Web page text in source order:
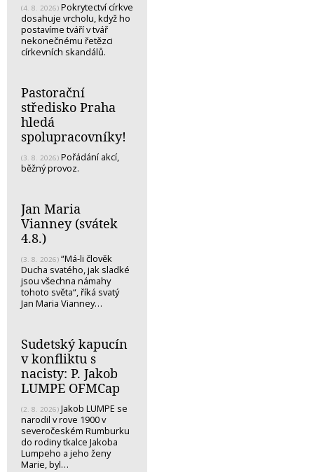
(4. 8. 2026) Pokrytectví církve
dosahuje vrcholu, když ho
postavíme tváří v tvář
nekonečnému řetězci
církevních skandálů.
Pastorační
středisko Praha
hledá
spolupracovníky!
(3. 8. 2026) Pořádání akcí,
běžný provoz.
Jan Maria
Vianney (svátek
4.8.)
(3. 8. 2026) “Má-li člověk
Ducha svatého, jak sladké
jsou všechna námahy
tohoto světa“, říká svatý
Jan Maria Vianney…
Sudetský kapucín
v konfliktu s
nacisty: P. Jakob
LUMPE OFMCap
(2. 8. 2026) Jakob LUMPE se
narodil v rove 1900 v
severočeském Rumburku
do rodiny tkalce Jakoba
Lumpeho a jeho ženy
Marie, byl…